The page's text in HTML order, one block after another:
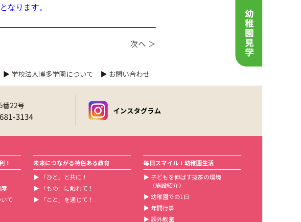
なります。
次へ ＞
▶ 学校法人博多学園について ▶ お問い合わせ
番22号
3134 インスタグラム
！
て
未来につながる特色ある教育
▶
「ひと」と共に！
▶
「もの」に触れて！
▶
「こと」を通じて！
毎日スマイル！幼稚園生活
▶ 子どもを伸ばす抜群の環境
（施設紹介）
▶ 幼稚園での1日
▶ 年間行事
▶ 課外教室